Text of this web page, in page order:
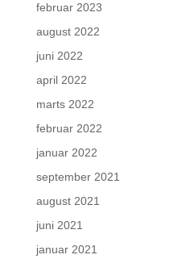
februar 2023
august 2022
juni 2022
april 2022
marts 2022
februar 2022
januar 2022
september 2021
august 2021
juni 2021
januar 2021